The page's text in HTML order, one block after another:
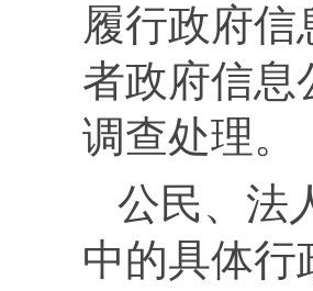
履行政府
者政府信息
调查处理。
公民、法
中的具体行